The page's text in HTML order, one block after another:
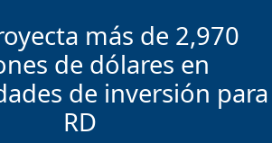
más de 2,970
de dólares en
de inversión para
RD